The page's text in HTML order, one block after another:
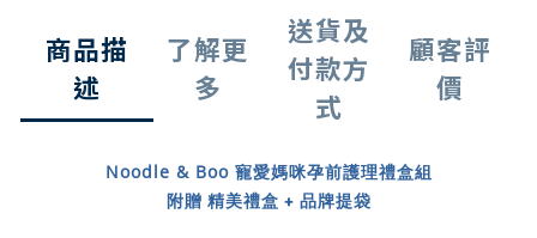
商品描
述
了解更
多
送貨及
付款方
式
顧客評
價
Noodle & Boo 寵愛媽咪孕前護理禮盒組
附贈 精美禮盒 + 品牌提袋